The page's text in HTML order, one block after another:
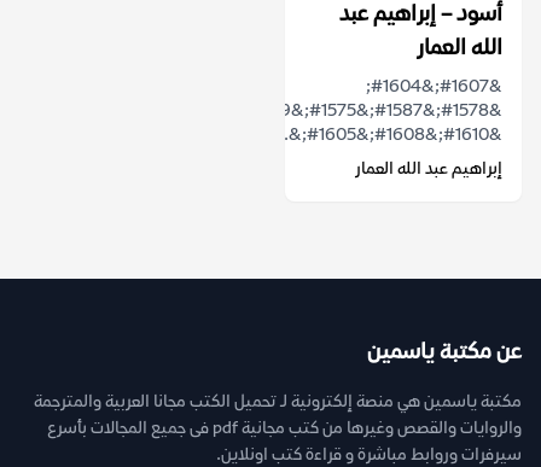
أسود – إبراهيم عبد
الله العمار
&#1607;&#1604;
&#1610;&#1608;&#1605;&...
إبراهيم عبد الله العمار
عن مكتبة ياسمين
مكتبة ياسمين هي منصة إلكترونية لـ تحميل الكتب مجانا العربية والمترجمة
والروايات والقصص وغيرها من كتب مجانية pdf فى جميع المجالات بأسرع
سيرفرات وروابط مباشرة و قراءة كتب اونلاين.